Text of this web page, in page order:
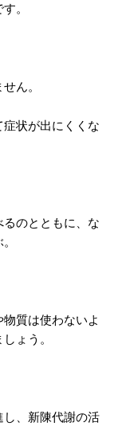
。
ん。
状が出にくくな
のとともに、な
質は使わないよ
ょう。
、新陳代謝の活